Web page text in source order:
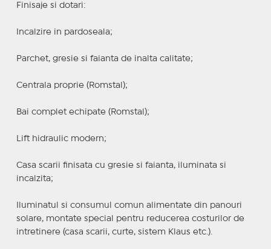
Finisaje si dotari:
Incalzire in pardoseala;
Parchet, gresie si faianta de inalta calitate;
Centrala proprie (Romstal);
Bai complet echipate (Romstal);
Lift hidraulic modern;
Casa scarii finisata cu gresie si faianta, iluminata si
incalzita;
Iluminatul si consumul comun alimentate din panouri
solare, montate special pentru reducerea costurilor de
intretinere (casa scarii, curte, sistem Klaus etc.).